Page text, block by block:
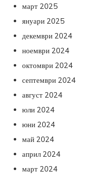
март 2025
януари 2025
декември 2024
ноември 2024
октомври 2024
септември 2024
август 2024
юли 2024
юни 2024
май 2024
април 2024
март 2024